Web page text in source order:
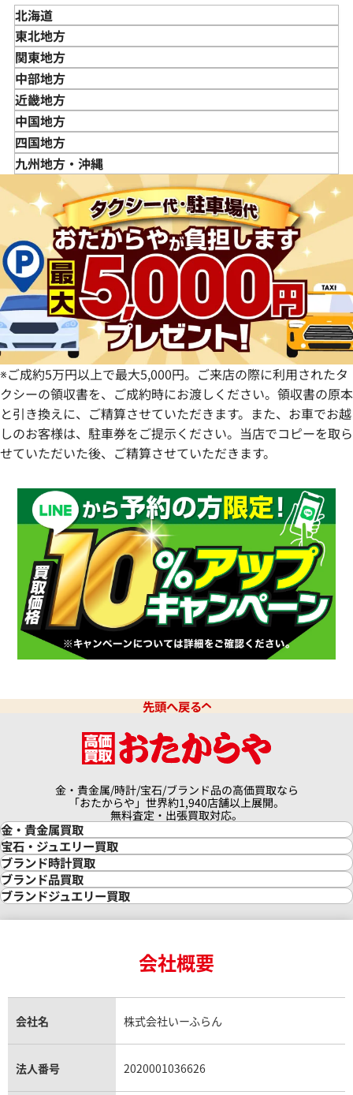
北海道
東北地方
青森県
岩手県
宮城県
秋田県
山形県
福島県
関東地方
東京都
神奈川県
埼玉県
千葉県
茨城県
栃木県
群馬県
中部地方
新潟県
富山県
石川県
山梨県
長野県
岐阜県
静岡県
愛知県
近畿地方
三重県
滋賀県
京都府
兵庫県
奈良県
和歌山県
中国地方
鳥取県
島根県
広島県
山口県
四国地方
徳島県
愛媛県
九州地方・沖縄
佐賀県
長崎県
熊本県
大分県
宮崎県
鹿児島県
※ご成約5万円以上で最大5,000円。ご来店の際に利用されたタ
クシーの領収書を、ご成約時にお渡しください。領収書の原本
と引き換えに、ご精算させていただきます。また、お車でお越
しのお客様は、駐車券をご提示ください。当店でコピーを取ら
せていただいた後、ご精算させていただきます。
先頭へ戻る
金・貴金属/時計/宝石/ブランド品の高価買取なら
「おたからや」世界約1,940店舗以上展開。
無料査定・出張買取対応。
金・貴金属買取
金買取
金の相場価格情報
金の参考買取価格一覧
インゴット買取
インゴットの相場価格情報
24金買取
金貨買取
貴金属買取
銀・シルバー買取
パラジウム買取
宝石・ジュエリー買取
宝石・ジュエリー買取
ダイヤモンド買取
ダイヤモンド・宝石の参考価格一覧
リング・結婚指輪買取
エメラルド買取
トパーズ買取
タンザナイト買取
キャッツアイ買取
ブランド時計買取
時計買取
ロレックス買取
ロレックス デイトナ買取
ロレックス サブマリーナー買取
ロレックス エクスプローラー買取
ロレックス デイトジャスト買取
パテック フィリップノーチラス買取
ヴァシュロン・コンスタンタン買取
ブランド品買取
ブランド買取
シャネル マトラッセ買取
セリーヌ買取
ブランドジュエリー買取
ヴァンクリーフ＆アーペル買取
ショーメ買取
ダミアーニ買取
会社概要
会社名 株式会社いーふらん
法人番号 2020001036626